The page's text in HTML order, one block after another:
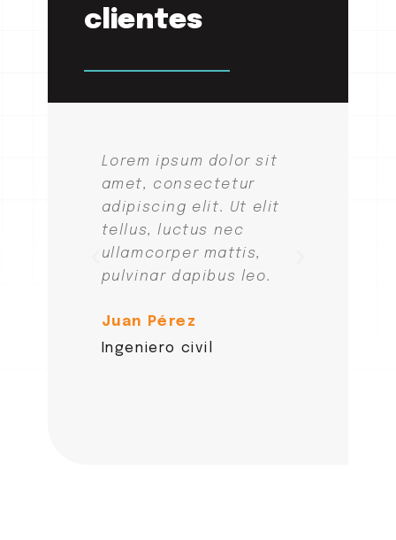
Lorem ipsum dolor sit
amet, consectetur
adipiscing elit. Ut elit
tellus, luctus nec
ullamcorper mattis,
pulvinar dapibus leo.
Juan Pérez
Ingeniero civil
clientes